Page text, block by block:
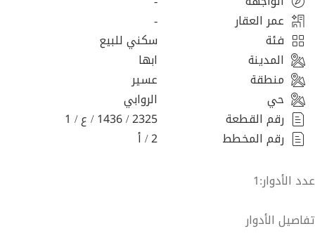
عمر العقار
-
فئة
سكني للبيع
المدينة
ابها
منطقة
عسير
حي
الروابي
رقم القطعة
2325 / 1436 / ع / 1
رقم المخطط
2 / أ
عدد الأدوار:1
تفاصيل الأدوار